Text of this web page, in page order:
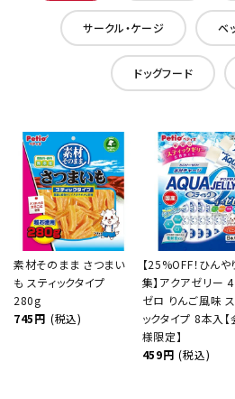
サークル・ケージ ベ
ドッグフード
素材そのまま さつまい
も スティックタイプ
280g
745円 (税込)
【25%OFF！ひんや
集】アクアゼリー
ゼロ りんご風味 ス
ックタイプ 8本入【
様限定】
459円 (税込)